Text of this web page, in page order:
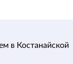
в Костанайской